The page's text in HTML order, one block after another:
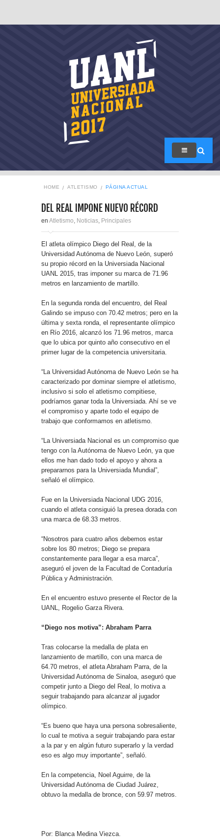
HOME ATLETISMO PÁGINA ACTUAL
DEL REAL IMPONE NUEVO RÉCORD
en Atletismo Noticias Principales
El atleta olímpico Diego del Real, de la
Universidad Autónoma de Nuevo León, superó
su propio récord en la Universiada Nacional
UANL 2015, tras imponer su marca de 71.96
metros en lanzamiento de martillo.
En la segunda ronda del encuentro, del Real
Galindo se impuso con 70.42 metros; pero en la
última y sexta ronda, el representante olímpico
en Río 2016, alcanzó los 71.96 metros, marca
que lo ubica por quinto año consecutivo en el
primer lugar de la competencia universitaria.
“La Universidad Autónoma de Nuevo León se ha
caracterizado por dominar siempre el atletismo,
inclusivo si solo el atletismo compitiese,
podríamos ganar toda la Universiada. Ahí se ve
el compromiso y aparte todo el equipo de
trabajo que conformamos en atletismo.
“La Universiada Nacional es un compromiso que
tengo con la Autónoma de Nuevo León, ya que
ellos me han dado todo el apoyo y ahora a
prepararnos para la Universiada Mundial”,
señaló el olímpico.
Fue en la Universiada Nacional UDG 2016,
cuando el atleta consiguió la presea dorada con
una marca de 68.33 metros.
“Nosotros para cuatro años debemos estar
sobre los 80 metros; Diego se prepara
constantemente para llegar a esa marca”,
aseguró el joven de la Facultad de Contaduría
Pública y Administración.
En el encuentro estuvo presente el Rector de la
UANL, Rogelio Garza Rivera.
“Diego nos motiva”: Abraham Parra
Tras colocarse la medalla de plata en
lanzamiento de martillo, con una marca de
64.70 metros, el atleta Abraham Parra, de la
Universidad Autónoma de Sinaloa, aseguró que
competir junto a Diego del Real, lo motiva a
seguir trabajando para alcanzar al jugador
olímpico.
“Es bueno que haya una persona sobresaliente,
lo cual te motiva a seguir trabajando para estar
a la par y en algún futuro superarlo y la verdad
eso es algo muy importante”, señaló.
En la competencia, Noel Aguirre, de la
Universidad Autónoma de Ciudad Juárez,
obtuvo la medalla de bronce, con 59.97 metros.
Por: Blanca Medina Viezca.